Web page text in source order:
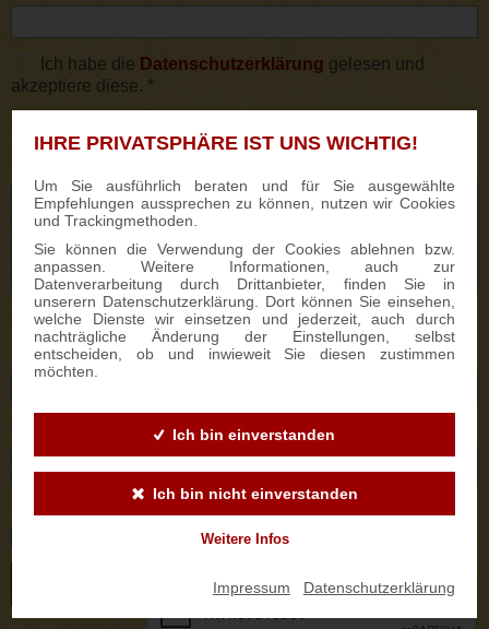
IHRE PRIVATSPHÄRE IST UNS WICHTIG!
Um Sie ausführlich beraten und für Sie ausgewählte
Empfehlungen aussprechen zu können, nutzen wir Cookies
und Trackingmethoden.
Sie können die Verwendung der Cookies ablehnen bzw.
anpassen. Weitere Informationen, auch zur
Datenverarbeitung durch Drittanbieter, finden Sie in
unserern Datenschutzerklärung. Dort können Sie einsehen,
welche Dienste wir einsetzen und jederzeit, auch durch
nachträgliche Änderung der Einstellungen, selbst
entscheiden, ob und inwieweit Sie diesen zustimmen
möchten.
Ich bin einverstanden
Ich bin nicht einverstanden
Weitere Infos
Impressum Datenschutzerklärung
Ich habe die Datenschutzerklärung gelesen und
akzeptiere diese. *
Optionale Angaben:
Lieferdatum
Werbeanbringung